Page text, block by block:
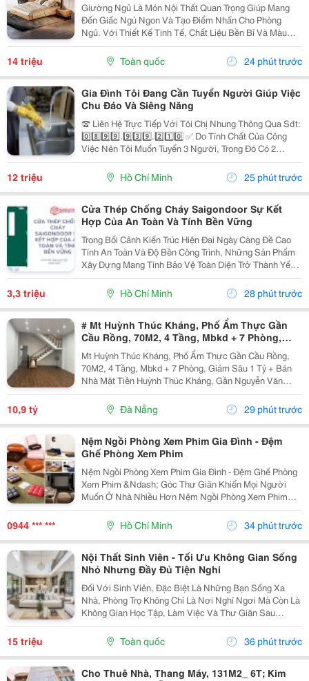
Giường Ngủ Là Món Nội Thất Quan Trọng Giúp Mang
Đến Giấc Ngủ Ngon Và Tạo Điểm Nhấn Cho Phòng
Ngủ. Với Thiết Kế Tinh Tế, Chất Liệu Bền Bỉ Và Màu
Sắc Trang Nhã, Giường Ngủ Gỗ Hiện Đại Ngày Càng
Được Nhiều Gia Đình Lựa Chọn Để Nâng Cao Chất
Lượng Không...
14 triệu Toàn quốc 24 phút trước
Gia Đình Tôi Đang Cần Tuyển Người Giúp Việc
Chu Đáo Và Siêng Năng
☎️ Liên Hệ Trực Tiếp Với Tôi Chị Nhung Thông Qua Sđt:
0️⃣8️⃣9️⃣9️⃣.9️⃣3️⃣9️⃣.2️⃣1️⃣0️⃣ ✅ Do Tính Chất Của Công
Việc Nên Tôi Muốn Tuyển 3 Người, Trong Đó Có 2
Người Làm Việc Tại Nhà Tôi Và 1 Người Làm Tại Nhà
Mẹ Tôi ( Ở Cách Tôi 4 Căn) ✅ Nhà Tôi Thì 1...
12 triệu Hồ Chí Minh 25 phút trước
Cửa Thép Chống Cháy Saigondoor Sự Kết
Hợp Của An Toàn Và Tính Bền Vững
Trong Bối Cảnh Kiến Trúc Hiện Đại Ngày Càng Đề Cao
Tính An Toàn Và Độ Bền Công Trình, Những Sản Phẩm
Xây Dựng Mang Tính Bảo Vệ Toàn Diện Trở Thành Yếu
Tố Trọng Tâm Trong Nhiều Dự Án. Đặc Biệt, Khi Những
Nguy Cơ Cháy Nổ Trong Các Tòa Nhà Cao Tầng, Nhà...
3,3 triệu Hồ Chí Minh 28 phút trước
# Mt Huỳnh Thúc Kháng, Phố Ẩm Thực Gần
Cầu Rồng, 70M2, 4 Tầng, Mbkd + 7 Phòng,
Giảm Sâu 1 Tỷ
Mt Huỳnh Thúc Kháng, Phố Ẩm Thực Gần Cầu Rồng,
70M2, 4 Tầng, Mbkd + 7 Phòng, Giảm Sâu 1 Tỷ + Bán
Nhà Mặt Tiền Huỳnh Thúc Kháng, Gần Nguyễn Văn
Linh, Cầu Rồng, Phố Ẩm Thực Kinh Doanh Dịch Vụ Du
Lịch Nhộn Nhịp Ngày Đêm. + Dt 70M2, Ngang 4.2M, Nở
10,9 tỷ Đà Nẵng 29 phút trước
Nệm Ngồi Phòng Xem Phim Gia Đình - Đệm
Ghế Phòng Xem Phim
Nệm Ngồi Phòng Xem Phim Gia Đình - Đệm Ghế Phòng
Xem Phim &Ndash; Góc Thư Giãn Khiến Mọi Người
Muốn Ở Nhà Nhiều Hơn Nệm Ngồi Phòng Xem Phim
Gia Đình Đệm Ghế Phòng Xem Phim Được Thiết Kế Với
Nhiều Kiểu Dáng, Kích Thước, Độ Dày Và Chất Liệu,
0944 *** *** Hồ Chí Minh 34 phút trước
Nội Thất Sinh Viên - Tối Ưu Không Gian Sống
Nhỏ Nhưng Đầy Đủ Tiện Nghi
Đối Với Sinh Viên, Đặc Biệt Là Những Bạn Sống Xa
Nhà, Phòng Trọ Không Chỉ Là Nơi Nghỉ Ngơi Mà Còn Là
Không Gian Học Tập, Làm Việc Và Thư Giãn Sau
Những Giờ Học Căng Thẳng. Vì Vậy, Việc Lựa Chọn
Nội Thất Sinh Viên Phù Hợp Đóng Vai Trò Quan Trọng
Trong...
15 triệu Toàn quốc 36 phút trước
Cho Thuê Nhà, Thang Máy, 131M2_ 6T; Kim